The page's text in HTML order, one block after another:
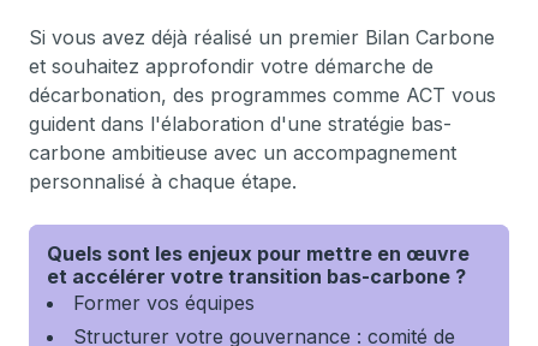
Si vous avez déjà réalisé un premier Bilan Carbone
et souhaitez approfondir votre démarche de
décarbonation, des programmes comme ACT vous
guident dans l'élaboration d'une stratégie bas-
carbone ambitieuse avec un accompagnement
personnalisé à chaque étape.
Quels sont les enjeux pour mettre en œuvre
et accélérer votre transition bas-carbone ?
Former vos équipes
Structurer votre gouvernance : comité de